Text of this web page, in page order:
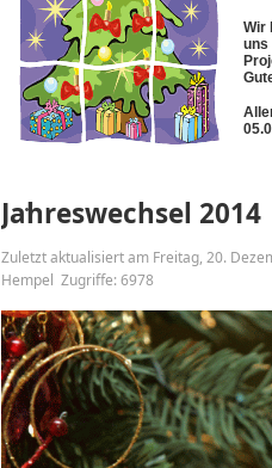
Wir
uns
Jahreswechsel 2014
Zuletzt aktualisiert am Freitag, 20.
Hempel Zugriffe: 6978